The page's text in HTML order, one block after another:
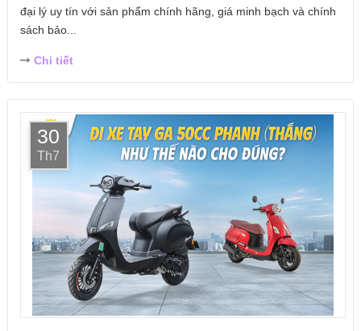
đại lý uy tín với sản phẩm chính hãng, giá minh bạch và chính
sách bảo...
Chi tiết
30
Th7